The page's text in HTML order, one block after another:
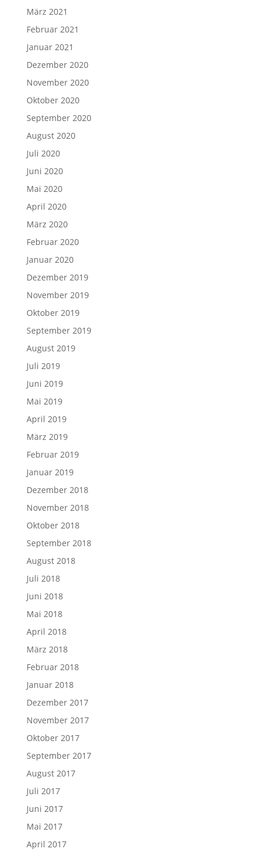
März 2021
Februar 2021
Januar 2021
Dezember 2020
November 2020
Oktober 2020
September 2020
August 2020
Juli 2020
Juni 2020
Mai 2020
April 2020
März 2020
Februar 2020
Januar 2020
Dezember 2019
November 2019
Oktober 2019
September 2019
August 2019
Juli 2019
Juni 2019
Mai 2019
April 2019
März 2019
Februar 2019
Januar 2019
Dezember 2018
November 2018
Oktober 2018
September 2018
August 2018
Juli 2018
Juni 2018
Mai 2018
April 2018
März 2018
Februar 2018
Januar 2018
Dezember 2017
November 2017
Oktober 2017
September 2017
August 2017
Juli 2017
Juni 2017
Mai 2017
April 2017